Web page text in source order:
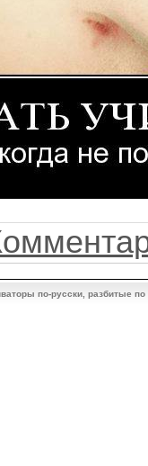
по-русски, разбитые